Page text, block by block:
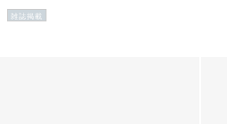
雑誌掲載